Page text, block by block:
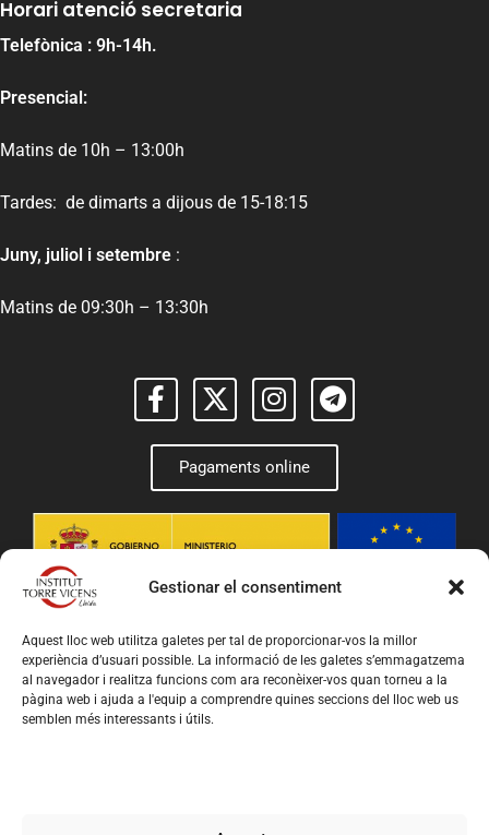
Gestionar el consentiment
Aquest lloc web utilitza galetes per tal de proporcionar-vos la millor
experiència d’usuari possible. La informació de les galetes s’emmagatzema
al navegador i realitza funcions com ara reconèixer-vos quan torneu a la
pàgina web i ajuda a l'equip a comprendre quines seccions del lloc web us
semblen més interessants i útils.
Horari atenció secretaria
Telefònica : 9h-14h.
Presencial:
Matins de 10h – 13:00h
Tardes: de dimarts a dijous de 15-18:15
Juny, juliol i setembre :
Matins de 09:30h – 13:30h
Pagaments online